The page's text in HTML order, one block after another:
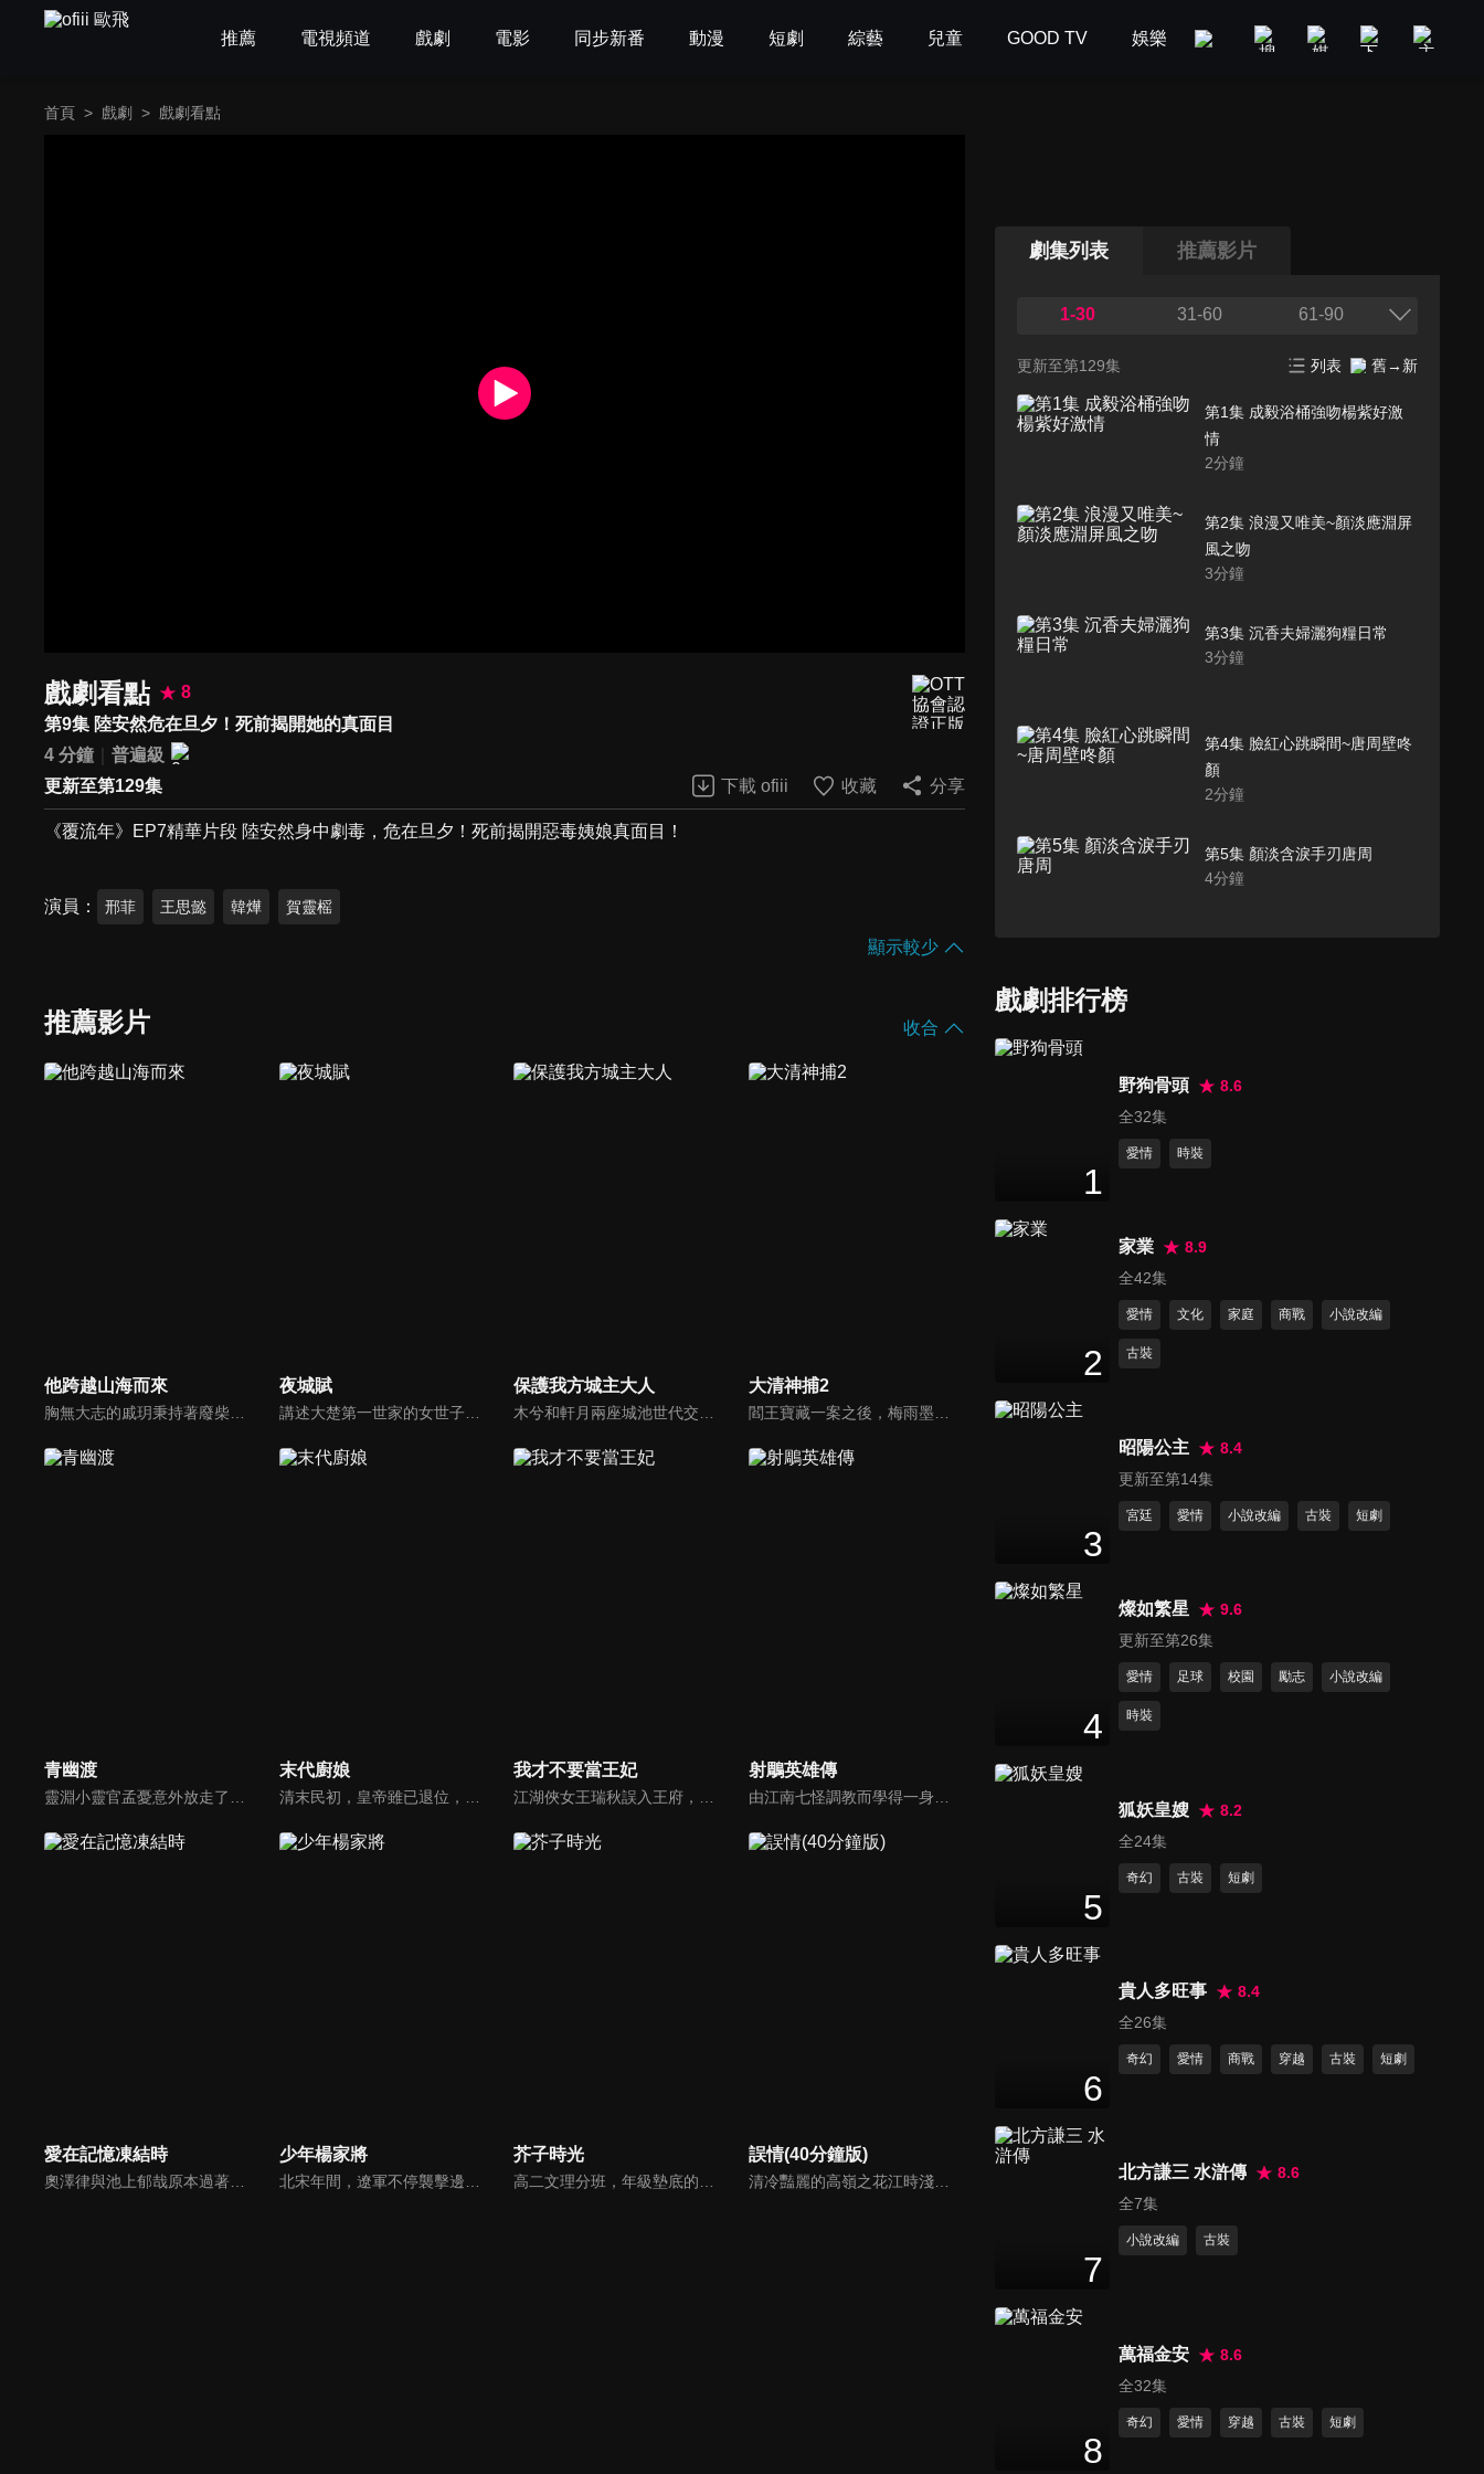
推薦 電視頻道 戲劇 電影 同步新番 動漫 短劇 綜藝 兒童 GOOD TV 娛樂 美食旅遊 新聞政論
首頁 > 戲劇 > 戲劇看點
戲劇看點
8
第9集 陸安然危在旦夕！死前揭開她的真面目
4 分鐘
普遍級
更新至第129集
下載 ofiii 收藏 分享
《覆流年》EP7精華片段 陸安然身中劇毒，危在旦夕！死前揭開惡毒姨娘真面目！
演員 邢菲 王思懿 韓燁 賀靈榣
顯示較少
推薦影片 收合
他跨越山海而來 夜城賦 保護我方城主大人 大清神捕2
閻王寶藏一案之後，梅雨墨繼承帝位，白雪晴逃離了京城。幾年過去，陽城爆發瘟疫，蔓延至京城，梅雨墨帶上佟安出宮微服私訪，二人身陷黑店之際，被一日本女孩晴明所救。另一邊，白雪晴同秦三川進京調查瘟疫的原因。機緣巧合之下，白雪晴與梅雨墨匆匆相遇...
青幽渡 末代廚娘 我才不要當王妃 射鵰英雄傳
愛在記憶凍結時
奧澤律與池上郁哉原本過著幸福同居生活，但是律的自由奔放讓郁哉總被牽著鼻子走，兩人的關係漸漸出現裂痕。一場意外讓律不幸喪失對郁哉的記憶，郁哉藉機想重建兩人關係而隱瞞曾交往的事。然而律為了找回記憶，要求郁哉帶他重溫過去的足跡，苦甜交織的往事也漸漸浮現，這對昔日戀人還有機會再次相愛嗎？
少年楊家將
北宋年間，遼軍不停襲擊邊境，百姓生活困苦。宋太宗為救大宋，派出鐵將軍楊業堅守雁門關，在楊業與其七子合力之下，宋軍終於痛擊遼軍，一時間楊家聲名大噪，成為眾人的英雄，但樹大招風，楊家的顯赫，引起了朝廷庸臣的妒忌…
芥子時光
高二文理分班，年級墊底的蘭靖灰和年級第一的凌冬成了同桌，蘭父告訴蘭靖灰，凌冬是他的二表舅。處處不對盤的兩個人都想盡快擺脱對方。但事與願違，在蘭父和班主任要求下，凌冬不得不開始實施改造外甥計劃。而班級小透明肖小畫也無端被牽扯進來...
誤情(40分鐘版)
清冷豔麗的高嶺之花江時淺在遭受霸淩、暴力等一系列事件後，華麗蛻變逆襲歸來，用一場精心策劃強勢開啟自己的復仇之路，最終收穫內心救贖與愛情的故事。
劇集列表 推薦影片
1-30 31-60 61-90
更新至第129集 列表 舊→新
第1集 成毅浴桶強吻楊紫好激
情
2分鐘
第2集 浪漫又唯美~顏淡應淵屏
風之吻
3分鐘
第3集 沉香夫婦灑狗糧日常
3分鐘
第4集 臉紅心跳瞬間~唐周壁咚
顏
2分鐘
第5集 顏淡含淚手刃唐周
4分鐘
揭開她的真面目
3 分鐘
第11集 妹妹怨恨姐姐多年，竟
然
分鐘
太虐了...
白朮一招制服
第16集 肖硯行醫遇挫，自責沒
第17集 遇到長相相似的人只能
星尷尬了...
戲劇排行榜
1
野狗骨頭
8.6
全32集
愛情 時裝
2
家業
8.9
全42集
愛情 文化 家庭 商戰 小說改編
古裝
3
昭陽公主
8.4
更新至第14集
宮廷 愛情 小說改編 古裝 短劇
4
燦如繁星
9.6
更新至第26集
愛情 足球 校園 勵志 小說改編
時裝
5
狐妖皇嫂
8.2
全24集
奇幻 古裝 短劇
6
貴人多旺事
8.4
全26集
奇幻 愛情 商戰 穿越 古裝 短劇
7
北方謙三 水滸傳
8.6
全7集
小說改編 古裝
8
萬福金安
8.6
全32集
奇幻 愛情 穿越 古裝 短劇